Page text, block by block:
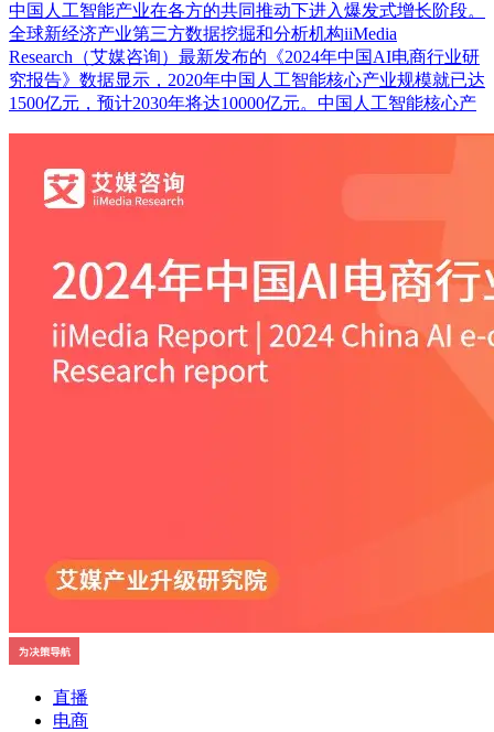
中国人工智能产业在各方的共同推动下进入爆发式增长阶段。
全球新经济产业第三方数据挖掘和分析机构iiMedia
Research（艾媒咨询）最新发布的《2024年中国AI电商行业研
究报告》数据显示，2020年中国人工智能核心产业规模就已达
1500亿元，预计2030年将达10000亿元。中国人工智能核心产
直播
电商